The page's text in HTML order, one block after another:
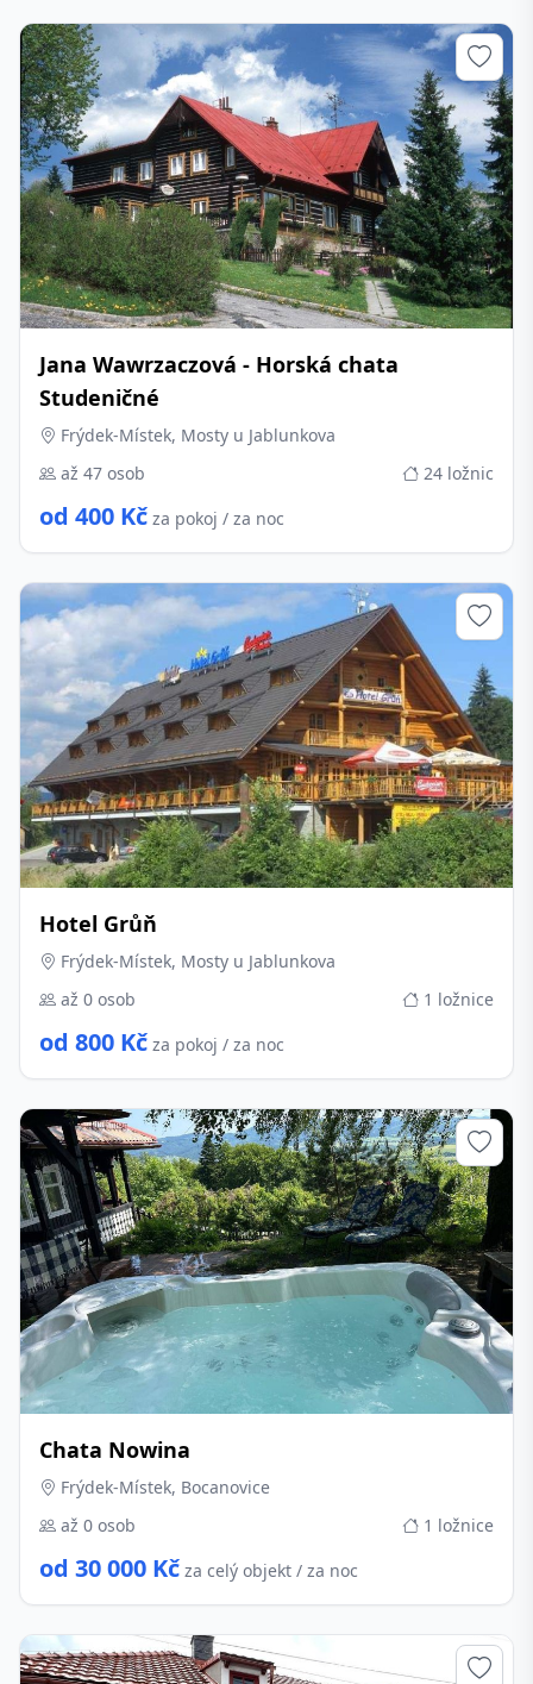
Jana Wawrzaczová - Horská chata
Studeničné
Frýdek-Místek, Mosty u Jablunkova
až 47 osob
24 ložnic
od 400 Kč za pokoj / za noc
Hotel Grůň
Frýdek-Místek, Mosty u Jablunkova
až 0 osob
1 ložnice
od 800 Kč za pokoj / za noc
Chata Nowina
Frýdek-Místek, Bocanovice
až 0 osob
1 ložnice
od 30 000 Kč za celý objekt / za noc